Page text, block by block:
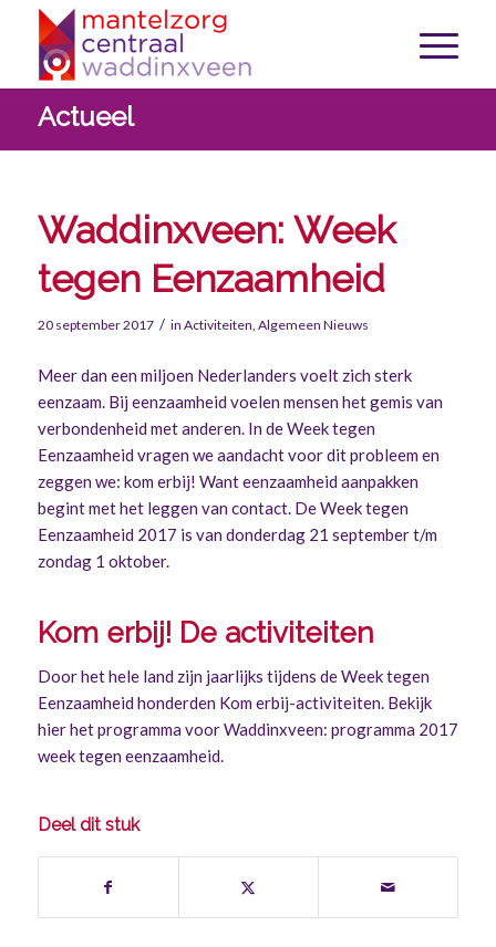
Actueel
Waddinxveen: Week
tegen Eenzaamheid
20 september 2017 / in Activiteiten, Algemeen Nieuws
Meer dan een miljoen Nederlanders voelt zich sterk
eenzaam. Bij eenzaamheid voelen mensen het gemis van
verbondenheid met anderen. In de Week tegen
Eenzaamheid vragen we aandacht voor dit probleem en
zeggen we: kom erbij! Want eenzaamheid aanpakken
begint met het leggen van contact. De Week tegen
Eenzaamheid 2017 is van donderdag 21 september t/m
zondag 1 oktober.
Kom erbij! De activiteiten
Door het hele land zijn jaarlijks tijdens de Week tegen
Eenzaamheid honderden Kom erbij-activiteiten. Bekijk
hier het programma voor Waddinxveen: programma 2017
week tegen eenzaamheid
Deel dit stuk